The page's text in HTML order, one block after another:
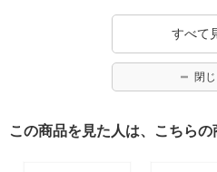
すべて
閉
この商品を見た人は、こちら